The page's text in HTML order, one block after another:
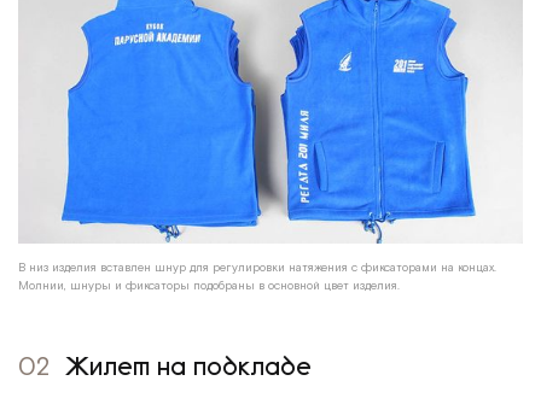
В низ изделия вставлен шнур для регулировки натяжения с фиксаторами на концах.
Молнии, шнуры и фиксаторы подобраны в основной цвет изделия.
02 Жилет на подкладе